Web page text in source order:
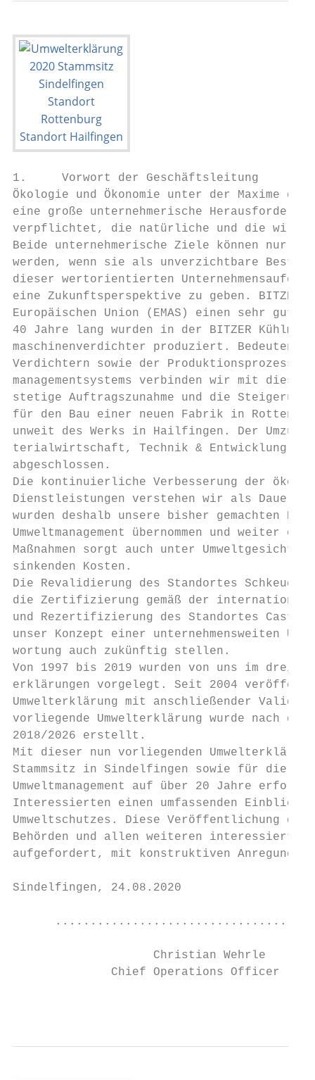
1.     Vorwort der Geschäftsleitung
Ökologie und Ökonomie unter der Maxime
eine große unternehmerische
verpflichtet, die natürliche und die
Beide unternehmerische Ziele können nur
werden, wenn sie als unverzichtbare
dieser wertorientierten
eine Zukunftsperspektive zu geben. BITZER
Europäischen Union (EMAS) einen sehr
40 Jahre lang wurden in der BITZER
maschinenverdichter produziert.
Verdichtern sowie der
managementsystems verbinden wir mit
stetige Auftragszunahme und die Steigerung
für den Bau einer neuen Fabrik in
unweit des Werks in Hailfingen. Der Umzug
terialwirtschaft, Technik & Entwicklung im
abgeschlossen.
Die kontinuierliche Verbesserung der
Dienstleistungen verstehen wir als
wurden deshalb unsere bisher gemachten
Umweltmanagement übernommen und weiter
Maßnahmen sorgt auch unter
sinkenden Kosten.
Die Revalidierung des Standortes
die Zertifizierung gemäß der
und Rezertifizierung des Standortes
unser Konzept einer unternehmensweiten
wortung auch zukünftig stellen.
Von 1997 bis 2019 wurden von uns im
erklärungen vorgelegt. Seit 2004
Umwelterklärung mit anschließender
vorliegende Umwelterklärung wurde nach
2018/2026 erstellt.
Mit dieser nun vorliegenden Umwelterklärung
Stammsitz in Sindelfingen sowie für die
Umweltmanagement auf über 20 Jahre
Interessierten einen umfassenden Einblick
Umweltschutzes. Diese Veröffentlichung
Behörden und allen weiteren interessierten
aufgefordert, mit konstruktiven
Sindelfingen, 24.08.2020
                    Christian Wehrle
              Chief Operations Officer